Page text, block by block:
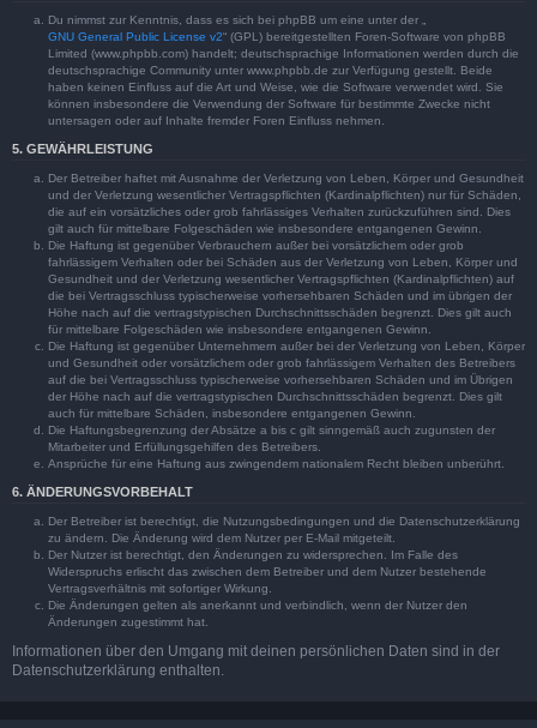
Du nimmst zur Kenntnis, dass es sich bei phpBB um eine unter der „
GNU General Public License v2“ (GPL) bereitgestellten Foren-Software von phpBB
Limited (www.phpbb.com) handelt; deutschsprachige Informationen werden durch die
deutschsprachige Community unter www.phpbb.de zur Verfügung gestellt. Beide
haben keinen Einfluss auf die Art und Weise, wie die Software verwendet wird. Sie
können insbesondere die Verwendung der Software für bestimmte Zwecke nicht
untersagen oder auf Inhalte fremder Foren Einfluss nehmen.
5. GEWÄHRLEISTUNG
Der Betreiber haftet mit Ausnahme der Verletzung von Leben, Körper und Gesundheit
und der Verletzung wesentlicher Vertragspflichten (Kardinalpflichten) nur für Schäden,
die auf ein vorsätzliches oder grob fahrlässiges Verhalten zurückzuführen sind. Dies
gilt auch für mittelbare Folgeschäden wie insbesondere entgangenen Gewinn.
Die Haftung ist gegenüber Verbrauchern außer bei vorsätzlichem oder grob
fahrlässigem Verhalten oder bei Schäden aus der Verletzung von Leben, Körper und
Gesundheit und der Verletzung wesentlicher Vertragspflichten (Kardinalpflichten) auf
die bei Vertragsschluss typischerweise vorhersehbaren Schäden und im übrigen der
Höhe nach auf die vertragstypischen Durchschnittsschäden begrenzt. Dies gilt auch
für mittelbare Folgeschäden wie insbesondere entgangenen Gewinn.
Die Haftung ist gegenüber Unternehmern außer bei der Verletzung von Leben, Körper
und Gesundheit oder vorsätzlichem oder grob fahrlässigem Verhalten des Betreibers
auf die bei Vertragsschluss typischerweise vorhersehbaren Schäden und im Übrigen
der Höhe nach auf die vertragstypischen Durchschnittsschäden begrenzt. Dies gilt
auch für mittelbare Schäden, insbesondere entgangenen Gewinn.
Die Haftungsbegrenzung der Absätze a bis c gilt sinngemäß auch zugunsten der
Mitarbeiter und Erfüllungsgehilfen des Betreibers.
Ansprüche für eine Haftung aus zwingendem nationalem Recht bleiben unberührt.
6. ÄNDERUNGSVORBEHALT
Der Betreiber ist berechtigt, die Nutzungsbedingungen und die Datenschutzerklärung
zu ändern. Die Änderung wird dem Nutzer per E-Mail mitgeteilt.
Der Nutzer ist berechtigt, den Änderungen zu widersprechen. Im Falle des
Widerspruchs erlischt das zwischen dem Betreiber und dem Nutzer bestehende
Vertragsverhältnis mit sofortiger Wirkung.
Die Änderungen gelten als anerkannt und verbindlich, wenn der Nutzer den
Änderungen zugestimmt hat.
Informationen über den Umgang mit deinen persönlichen Daten sind in der
Datenschutzerklärung enthalten.